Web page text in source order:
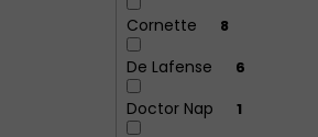
Cornette 8
De Lafense 6
Doctor Nap 1